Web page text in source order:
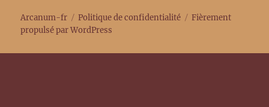
Arcanum-fr Politique de confidentialité
Fièrement
propulsé par WordPress